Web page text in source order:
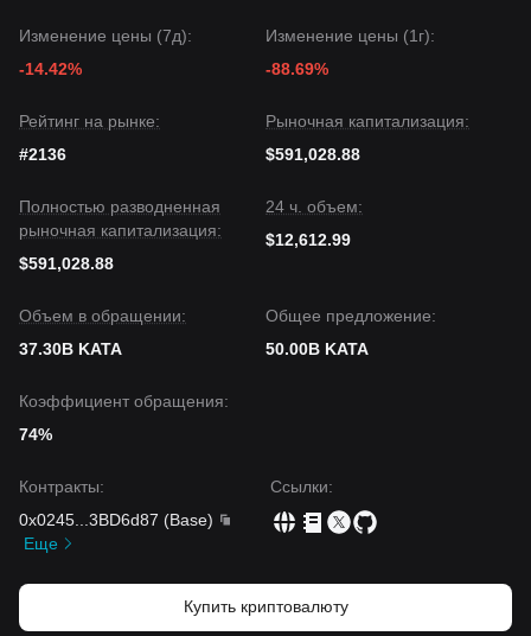
Изменение цены (7д):
-14.42%
Изменение цены (1г):
-88.69%
Рейтинг на рынке:
#2136
Рыночная капитализация:
$591,028.88
Полностью разводненная
рыночная капитализация:
$591,028.88
24 ч. объем:
$12,612.99
Объем в обращении:
37.30B KATA
Общее предложение:
50.00B KATA
Коэффициент обращения:
74%
Контракты:
0x0245
3BD6d87 (Base)
Еще
Ссылки:
Купить криптовалюту